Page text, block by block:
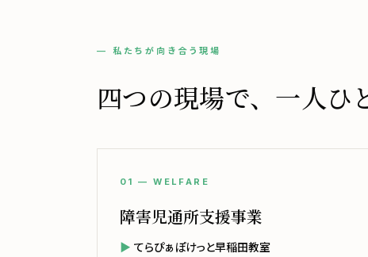
— 私たちが向き合う現場
四つの現場で、一人ひ
01 — WELFARE
障害児通所支援事業
てらぴぁぽけっと早稲田教室